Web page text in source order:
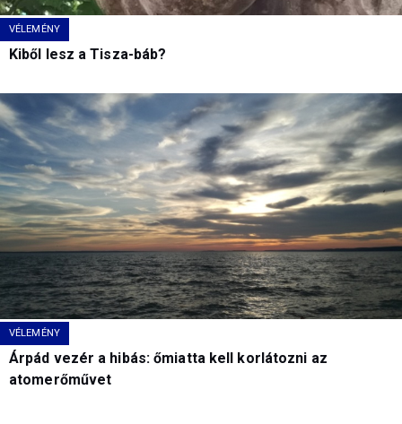
VÉLEMÉNY
Kiből lesz a Tisza-báb?
VÉLEMÉNY
Árpád vezér a hibás: őmiatta kell korlátozni az
atomerőművet